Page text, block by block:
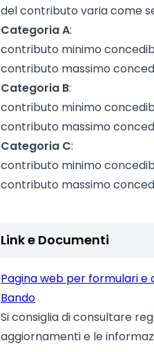
del contributo varia come
Categoria A:
contributo minimo
contributo massimo
Categoria B:
contributo minimo
contributo massimo
Categoria C:
contributo minimo
contributo massimo
Link e Documenti
Pagina web per formulari e
Bando
Si consiglia di consultare
aggiornamenti e le